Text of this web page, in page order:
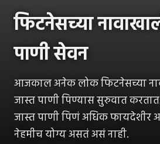
फिटनेसच्या
पाणी सेवन
आजकाल अनेक लोक फिटनेसच्या
जास्त पाणी पिण्यास सुरुवात
जास्त पाणी पिणं अधिक फायदेशीर
नेहमीच योग्य असतं असं नाही.